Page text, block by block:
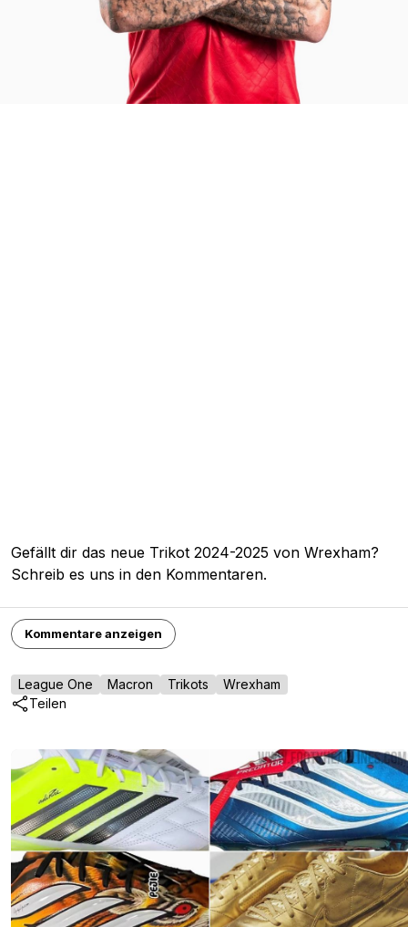
Gefällt dir das neue Trikot 2024-2025 von Wrexham?
Schreib es uns in den Kommentaren.
Kommentare anzeigen
League One Macron Trikots
Wrexham
Teilen